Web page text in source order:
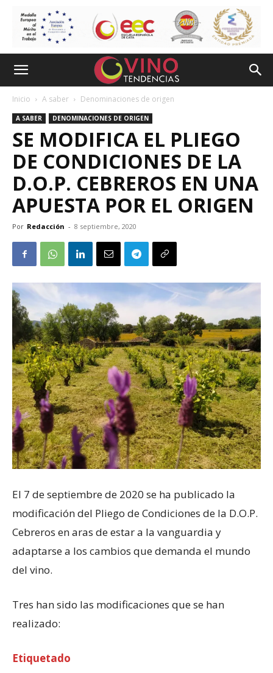
Inicio A saber Denominaciones de origen
A SABER DENOMINACIONES DE ORIGEN
SE MODIFICA EL PLIEGO
DE CONDICIONES DE LA
D.O.P. CEBREROS EN UNA
APUESTA POR EL ORIGEN
Por Redacción - 8 septiembre, 2020
El 7 de septiembre de 2020 se ha publicado la
modificación del Pliego de Condiciones de la D.O.P.
Cebreros en aras de estar a la vanguardia y
adaptarse a los cambios que demanda el mundo
del vino.
Tres han sido las modificaciones que se han
realizado:
Etiquetado